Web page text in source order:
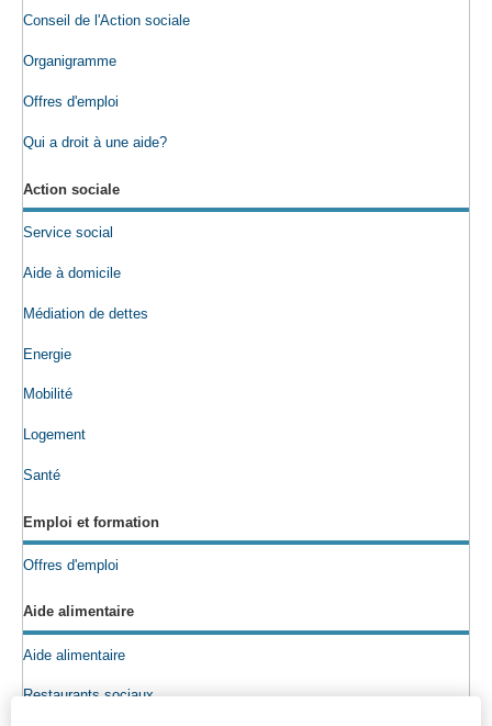
Conseil de l'Action sociale
Organigramme
Offres d'emploi
Qui a droit à une aide?
Action sociale
Service social
Aide à domicile
Médiation de dettes
Energie
Mobilité
Logement
Santé
Emploi et formation
Offres d'emploi
Aide alimentaire
Aide alimentaire
Restaurants sociaux